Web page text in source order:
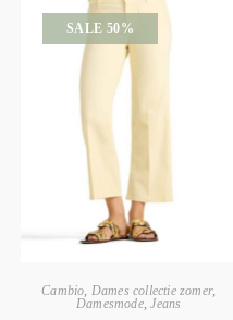
SALE 50%
Cambio Dames collectie zomer,
Damesmode,Jeans